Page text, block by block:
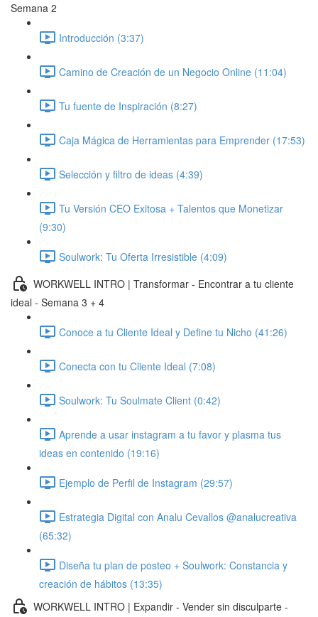
Semana 2
Introducción (3:37)
Camino de Creación de un Negocio Online (11:04)
Tu fuente de Inspiración (8:27)
Caja Mágica de Herramientas para Emprender (17:53)
Selección y filtro de ideas (4:39)
Tu Versión CEO Exitosa + Talentos que Monetizar
(9:30)
Soulwork: Tu Oferta Irresistible (4:09)
WORKWELL INTRO | Transformar - Encontrar a tu cliente
ideal - Semana 3 + 4
Conoce a tu Cliente Ideal y Define tu Nicho (41:26)
Conecta con tu Cliente Ideal (7:08)
Soulwork: Tu Soulmate Client (0:42)
Aprende a usar instagram a tu favor y plasma tus
ideas en contenido (19:16)
Ejemplo de Perfil de Instagram (29:57)
Estrategia Digital con Analu Cevallos @analucreativa
(65:32)
Diseña tu plan de posteo + Soulwork: Constancia y
creación de hábitos (13:35)
WORKWELL INTRO | Expandir - Vender sin disculparte -